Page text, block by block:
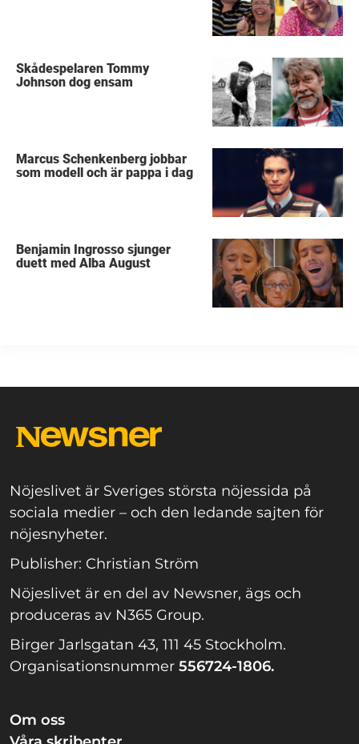
Skådespelaren Tommy
Johnson dog ensam
Marcus Schenkenberg jobbar
som modell och är pappa i dag
Benjamin Ingrosso sjunger
duett med Alba August
Nöjeslivet är Sveriges största nöjessida på
sociala medier – och den ledande sajten för
nöjesnyheter.
Publisher: Christian Ström
Nöjeslivet är en del av Newsner, ägs och
produceras av N365 Group.
Birger Jarlsgatan 43, 111 45 Stockholm.
Organisationsnummer 556724-1806.
Om oss